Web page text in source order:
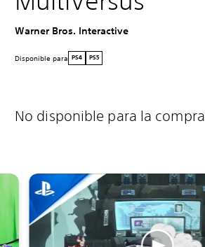
Warner Bros. Interactive
Disponible para PS4 PS5
No disponible para la compra